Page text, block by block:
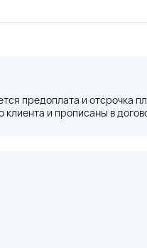
предоплата и отсрочка
и прописаны в